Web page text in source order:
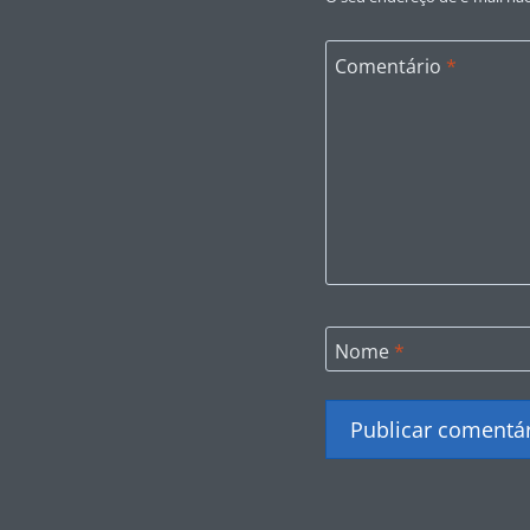
Comentário *
Nome *